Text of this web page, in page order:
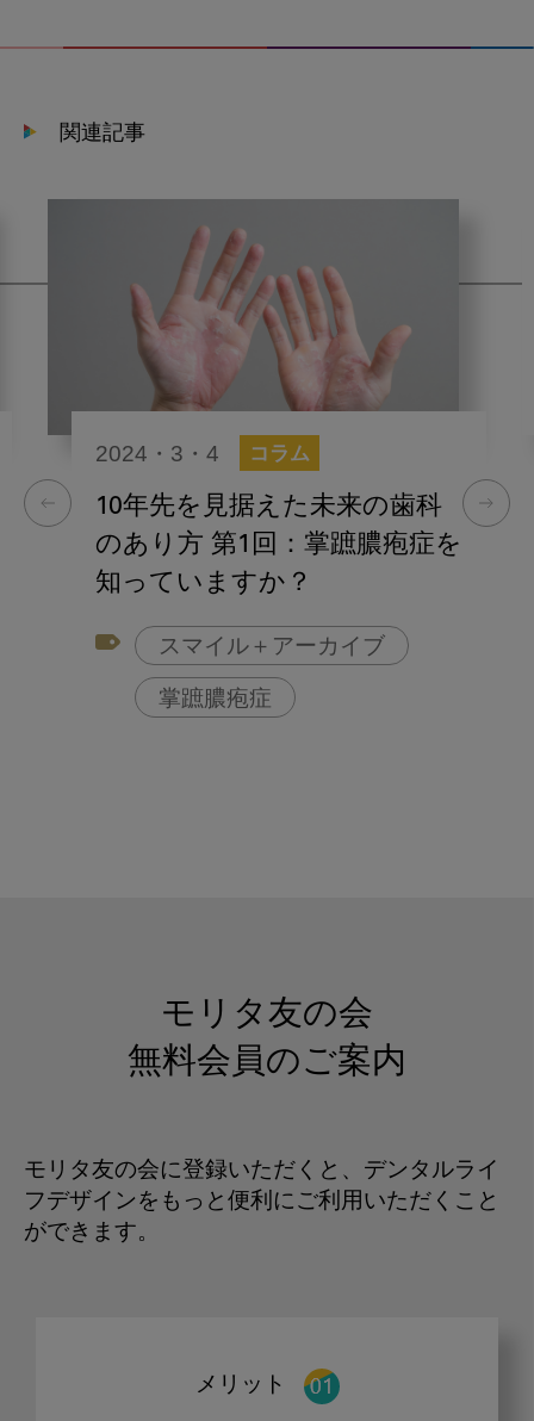
関連記事
2024・3・4 コラム
10年先を見据えた未来の歯科
のあり方 第1回：掌蹠膿疱症を
知っていますか？
スマイル＋アーカイブ
掌蹠膿疱症
モリタ友の会
無料会員のご案内
モリタ友の会に登録いただくと、デンタルライ
フデザインをもっと便利にご利用いただくこと
ができます。
メリット